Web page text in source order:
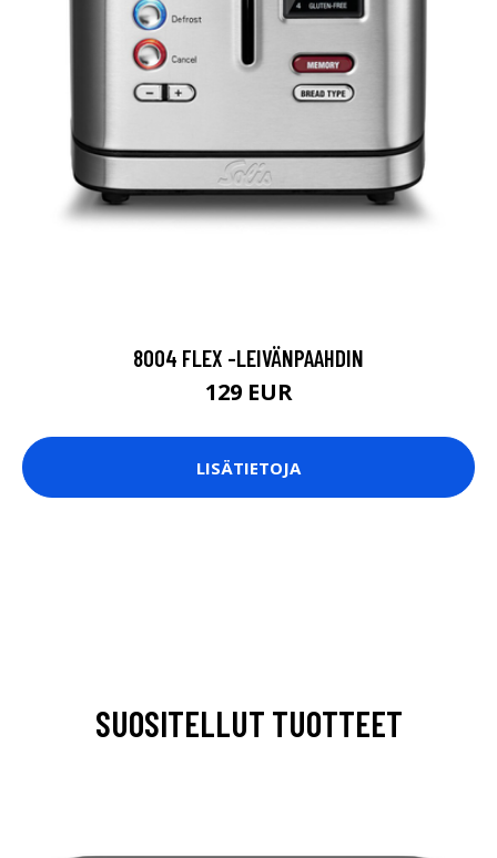
8004 FLEX -LEIVÄNPAAHDIN
129 EUR
LISÄTIETOJA
SUOSITELLUT TUOTTEET